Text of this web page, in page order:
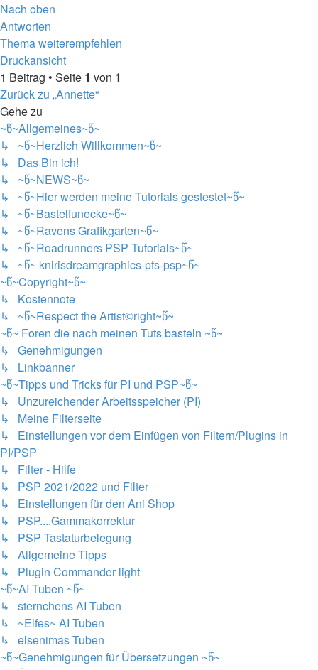
Nach oben
Antworten
Thema weiterempfehlen
Druckansicht
1 Beitrag • Seite 1 von 1
Zurück zu „Annette“
Gehe zu
~წ~Allgemeines~წ~
↳ ~წ~Herzlich Willkommen~წ~
↳ Das Bin ich!
↳ ~წ~NEWS~წ~
↳ ~წ~Hier werden meine Tutorials gestestet~წ~
↳ ~წ~Bastelfunecke~წ~
↳ ~წ~Ravens Grafikgarten~წ~
↳ ~წ~Roadrunners PSP Tutorials~წ~
↳ ~წ~ knirisdreamgraphics-pfs-psp~წ~
~წ~Copyright~წ~
↳ Kostennote
↳ ~წ~Respect the Artist©right~წ~
~წ~ Foren die nach meinen Tuts basteln ~წ~
↳ Genehmigungen
↳ Linkbanner
~წ~Tipps und Tricks für PI und PSP~წ~
↳ Unzureichender Arbeitsspeicher (PI)
↳ Meine Filterseite
↳ Einstellungen vor dem Einfügen von Filtern/Plugins in
PI/PSP
↳ Filter - Hilfe
↳ PSP 2021/2022 und Filter
↳ Einstellungen für den Ani Shop
↳ PSP....Gammakorrektur
↳ PSP Tastaturbelegung
↳ Allgemeine Tipps
↳ Plugin Commander light
~წ~AI Tuben ~წ~
↳ sternchens AI Tuben
↳ ~Elfes~ AI Tuben
↳ elsenimas Tuben
~წ~Genehmigungen für Übersetzungen ~წ~